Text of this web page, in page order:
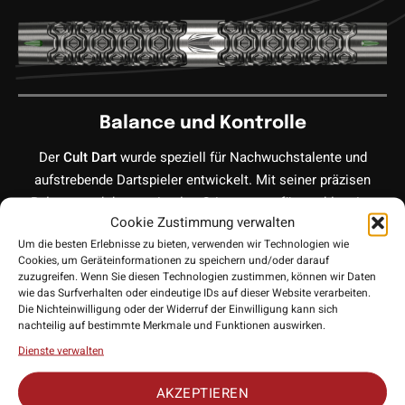
Cookie Zustimmung verwalten
Um die besten Erlebnisse zu bieten, verwenden wir Technologien wie
Cookies, um Geräteinformationen zu speichern und/oder darauf
zuzugreifen. Wenn Sie diesen Technologien zustimmen, können wir Daten
wie das Surfverhalten oder eindeutige IDs auf dieser Website verarbeiten.
Die Nichteinwilligung oder der Widerruf der Einwilligung kann sich
nachteilig auf bestimmte Merkmale und Funktionen auswirken.
Dienste verwalten
AKZEPTIEREN
Balance und Kontrolle
DerCult Dartwurde speziell für Nachwuchstalente und
aufstrebende Dartspieler entwickelt. Mit seiner präzisen
Balance und dem optimalen Grip sorgt er für erstklassige
Wurfkontrolle. Dank des edlem Design sowohl des Darts, als
auch der Verpackung, hat Target hier ein wahres
Sammlerstück herausgebracht.
90% Tungsten (Wolfram)